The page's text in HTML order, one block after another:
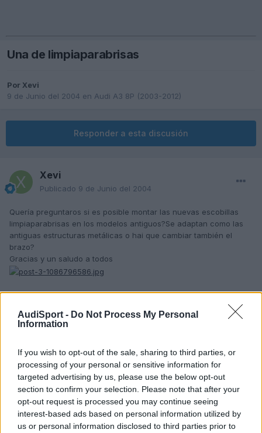
AudiSport - Do Not Process My Personal
Information
If you wish to opt-out of the sale, sharing to third parties, or
processing of your personal or sensitive information for
targeted advertising by us, please use the below opt-out
section to confirm your selection. Please note that after your
opt-out request is processed you may continue seeing
interest-based ads based on personal information utilized by
us or personal information disclosed to third parties prior to
Una de limpiaparabrisas
PorXevi
9 de Junio del 2004 en Audi A3 8P (2003-2012)
Responder a esta discusión
Xevi
Publicado 9 de Junio del 2004
Quería preguntaros si es posible montar las nuevas escobillas
limpiaparabrisas en los modelos antiguos?Se adaptan como las
antiguas estructuras metálicas o hai que cambiar también el
brazo?
Gracias y un saludo a todos
Responder